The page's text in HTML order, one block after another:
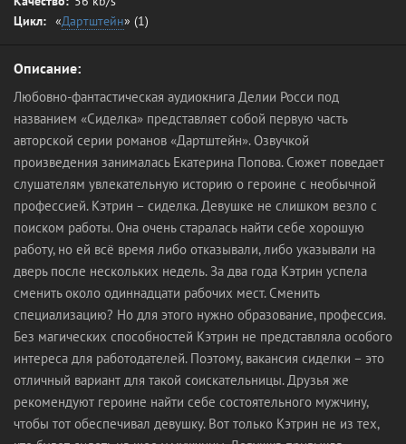
Цикл: «Дартштейн» (1)
Описание:
Любовно-фантастическая аудиокнига Делии Росси под
названием «Сиделка» представляет собой первую часть
авторской серии романов «Дартштейн». Озвучкой
произведения занималась Екатерина Попова. Сюжет поведает
слушателям увлекательную историю о героине с необычной
профессией. Кэтрин – сиделка. Девушке не слишком везло с
поиском работы. Она очень старалась найти себе хорошую
работу, но ей всё время либо отказывали, либо указывали на
дверь после нескольких недель. За два года Кэтрин успела
сменить около одиннадцати рабочих мест. Сменить
специализацию? Но для этого нужно образование, профессия.
Без магических способностей Кэтрин не представляла особого
интереса для работодателей. Поэтому, вакансия сиделки – это
отличный вариант для такой соискательницы. Друзья же
рекомендуют героине найти себе состоятельного мужчину,
чтобы тот обеспечивал девушку. Вот только Кэтрин не из тех,